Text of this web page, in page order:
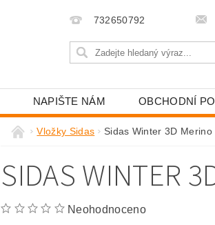
732650792
NAPIŠTE NÁM OBCHODNÍ
Vložky Sidas Sidas Winter 3D Merino
SIDAS WINTER
Neohodnoceno